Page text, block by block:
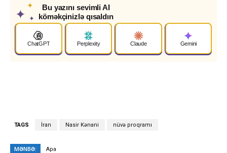
✦
✦
✦
Bu yazını sevimli AI
köməkçinizlə qısaldın
ChatGPT Perplexity Claude Gemini
TAGS İran Nasir Kənani nüvə proqramı
MƏNBƏ: Apa